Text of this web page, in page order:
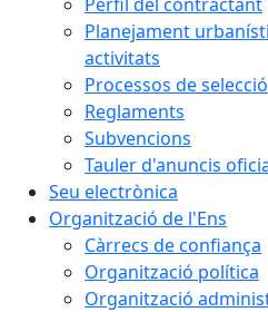
Planejament
activitats
Processos de selecció
Reglaments
Subvencions
Tauler d'anuncis
Seu electrònica
Organització de l'Ens
Càrrecs de confiança
Organització política
Organització